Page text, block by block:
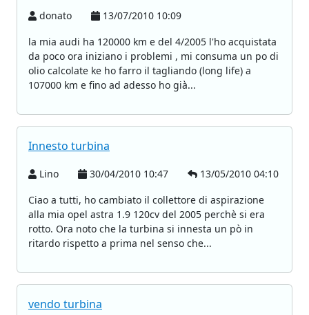
donato
13/07/2010 10:09
la mia audi ha 120000 km e del 4/2005 l'ho acquistata
da poco ora iniziano i problemi , mi consuma un po di
olio calcolate ke ho farro il tagliando (long life) a
107000 km e fino ad adesso ho già...
Innesto turbina
Lino 30/04/2010 10:47
13/05/2010 04:10
Ciao a tutti, ho cambiato il collettore di aspirazione
alla mia opel astra 1.9 120cv del 2005 perchè si era
rotto. Ora noto che la turbina si innesta un pò in
ritardo rispetto a prima nel senso che...
vendo turbina